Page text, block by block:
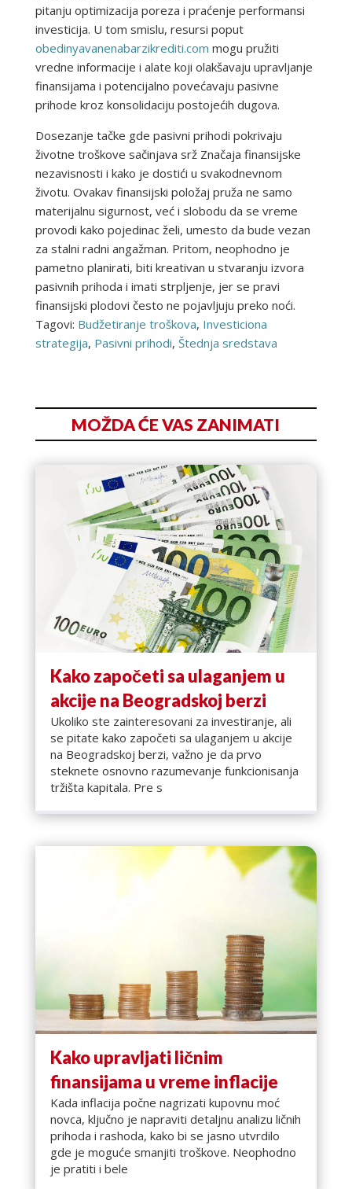
pitanju optimizacija poreza i praćenje performansi
investicija. U tom smislu, resursi poput
obedinyavanenabarzikrediti.com mogu pružiti
vredne informacije i alate koji olakšavaju upravljanje
finansijama i potencijalno povećavaju pasivne
prihode kroz konsolidaciju postojećih dugova.
Dosezanje tačke gde pasivni prihodi pokrivaju
životne troškove sačinjava srž Značaja finansijske
nezavisnosti i kako je dostići u svakodnevnom
životu. Ovakav finansijski položaj pruža ne samo
materijalnu sigurnost, već i slobodu da se vreme
provodi kako pojedinac želi, umesto da bude vezan
za stalni radni angažman. Pritom, neophodno je
pametno planirati, biti kreativan u stvaranju izvora
pasivnih prihoda i imati strpljenje, jer se pravi
finansijski plodovi često ne pojavljuju preko noći.
Tagovi: Budžetiranje troškova, Investiciona
strategija, Pasivni prihodi, Štednja sredstava
MOŽDA ĆE VAS ZANIMATI
Kako započeti sa ulaganjem u
akcije na Beogradskoj berzi
Ukoliko ste zainteresovani za investiranje, ali
se pitate kako započeti sa ulaganjem u akcije
na Beogradskoj berzi, važno je da prvo
steknete osnovno razumevanje funkcionisanja
tržišta kapitala. Pre s
Kako upravljati ličnim
finansijama u vreme inflacije
Kada inflacija počne nagrizati kupovnu moć
novca, ključno je napraviti detaljnu analizu ličnih
prihoda i rashoda, kako bi se jasno utvrdilo
gde je moguće smanjiti troškove. Neophodno
je pratiti i bele